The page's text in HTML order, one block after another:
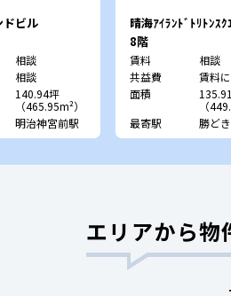
ビル
相談
相談
140.94坪
（465.95m²）
明治神宮前駅
晴海ｱｲﾗﾝﾄﾞﾄﾘﾄﾝｽｸ
ｽﾀﾜｰY》
8階
賃料
相談
共益費
賃料
面積
（
最寄駅
勝ど
エリアから物